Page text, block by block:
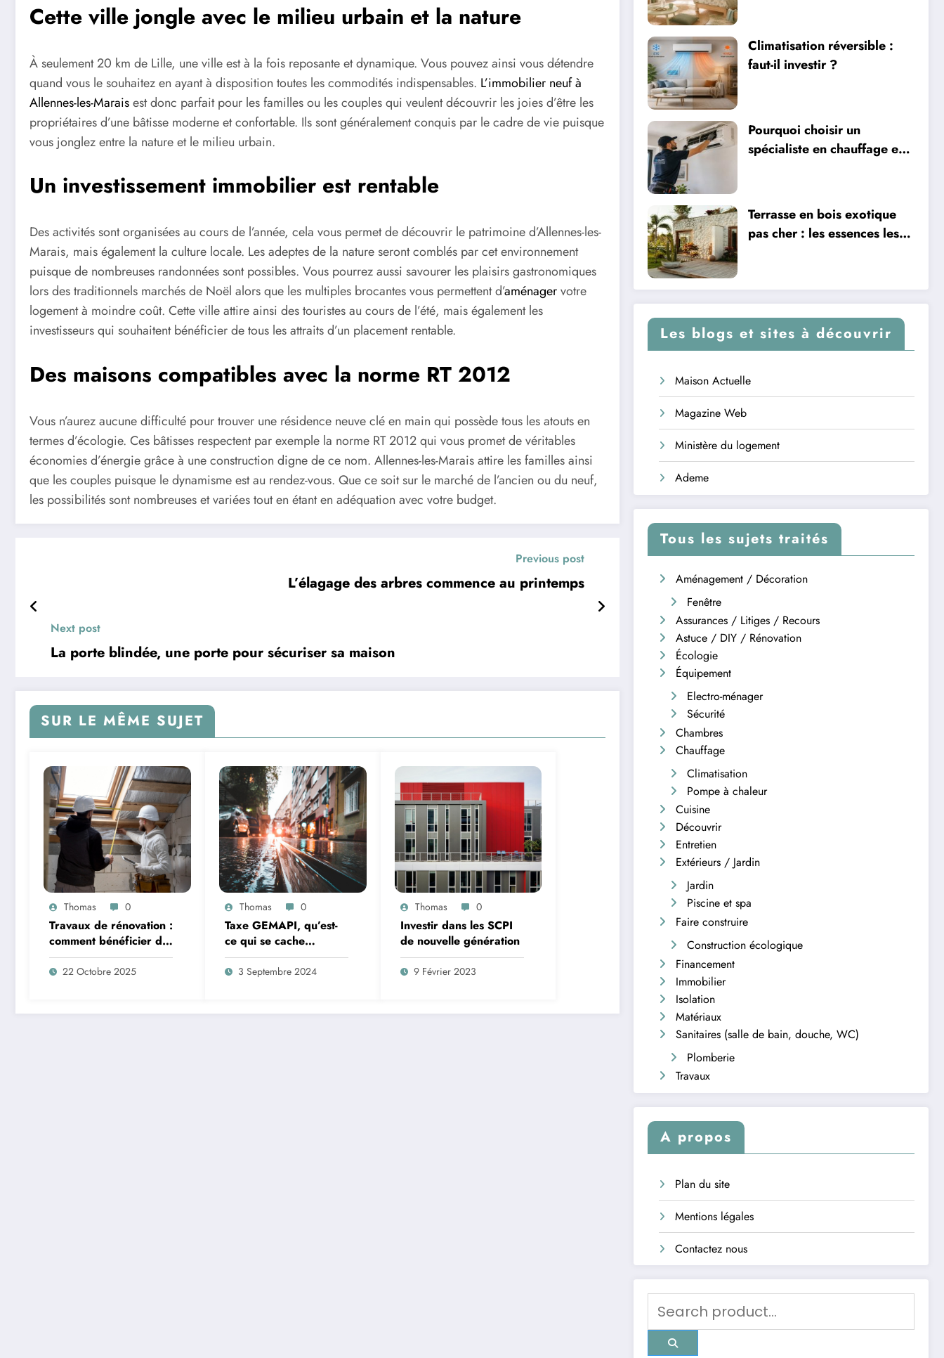
Cette ville jongle avec le milieu urbain et la nature
À seulement 20 km de Lille, une ville est à la fois reposante et dynamique. Vous pouvez ainsi vous détendre
quand vous le souhaitez en ayant à disposition toutes les commodités indispensables. L’immobilier neuf à
Allennes-les-Maraisest donc parfait pour les familles ou les couples qui veulent découvrir les joies d’être les
propriétaires d’une bâtisse moderne et confortable. Ils sont généralement conquis par le cadre de vie puisque
vous jonglez entre la nature et le milieu urbain.
Un investissement immobilier est rentable
Des activités sont organisées au cours de l’année, cela vous permet de découvrir le patrimoine d’Allennes-les-
Marais, mais également la culture locale. Les adeptes de la nature seront comblés par cet environnement
puisque de nombreuses randonnées sont possibles. Vous pourrez aussi savourer les plaisirs gastronomiques
lors des traditionnels marchés de Noël alors que les multiples brocantes vous permettent d’aménagervotre
logement à moindre coût. Cette ville attire ainsi des touristes au cours de l’été, mais également les
investisseurs qui souhaitent bénéficier de tous les attraits d’un placement rentable.
Des maisons compatibles avec la norme RT 2012
Vous n’aurez aucune difficulté pour trouver une résidence neuve clé en main qui possède tous les atouts en
termes d’écologie. Ces bâtisses respectent par exemple la norme RT 2012 qui vous promet de véritables
économies d’énergie grâce à une construction digne de ce nom. Allennes-les-Marais attire les familles ainsi
que les couples puisque le dynamisme est au rendez-vous. Que ce soit sur le marché de l’ancien ou du neuf,
les possibilités sont nombreuses et variées tout en étant en adéquation avec votre budget.
Previous post
L’élagage des arbres commence au printemps
Next post
La porte blindée, une porte pour sécuriser sa maison
SUR LE MÊME SUJET
Thomas 0
Travaux de rénovation :
comment bénéficier de
la TVA à taux réduit ?
22 Octobre 2025
Thomas 0
Taxe GEMAPI, qu’est-
ce qui se cache
derrière ce terme
3 Septembre 2024
Thomas 0
Investir dans les SCPI
de nouvelle génération
9 Février 2023
Climatisation réversible :
faut-il investir ?
Pourquoi choisir un
spécialiste en chauffage et
Terrasse en bois exotique
pas cher : les essences les
Les blogs et sites à découvrir
Maison Actuelle
Magazine Web
Ministère du logement
Ademe
Tous les sujets traités
Aménagement / Décoration
Fenêtre
Assurances / Litiges / Recours
Astuce / DIY / Rénovation
Écologie
Équipement
Electro-ménager
Sécurité
Chambres
Chauffage
Climatisation
Pompe à chaleur
Cuisine
Découvrir
Entretien
Extérieurs / Jardin
Jardin
Piscine et spa
Faire construire
Construction écologique
Financement
Immobilier
Isolation
Matériaux
Sanitaires (salle de bain, douche, WC)
Plomberie
Travaux
A propos
Plan du site
Mentions légales
Contactez nous